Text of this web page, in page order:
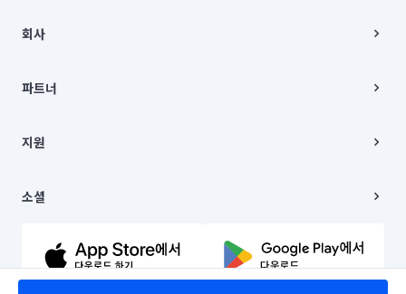
00019 |
주소 | 본사: 서울특별시 종로구 율곡로 6(중학동, 트윈트리빌딩) B동 5층
컨택센터 : 서울특별시 종로구 수송동 율곡로 24, 7층, 8층 미소
상품, 상품정보, 거래에 관한 의무와 책임은 거래당사자에게 있습니다.
언론 보도 관련 문의:
© 유한회사 미소. Miso, Inc. All Rights Reserved.
회사
채용
파트너
이사
지원
이용약관
문의하기
소셜
유튜브